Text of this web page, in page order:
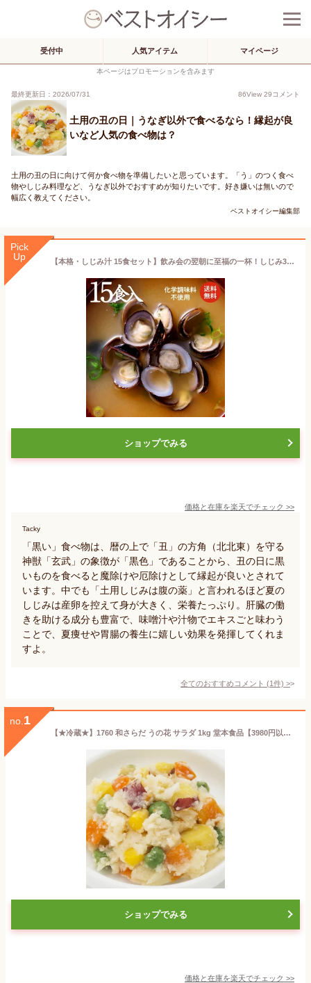
受付中 人気アイテム マイページ
本ページはプロモーションを含みます
最終更新日：2026/07/31 86View 29コメント
土用の丑の日｜うなぎ以外で食べるなら！縁起が良
いなど人気の食べ物は？
土用の丑の日に向けて何か食べ物を準備したいと思っています。「う」のつく食べ
物やしじみ料理など、うなぎ以外でおすすめが知りたいです。好き嫌いは無いので
幅広く教えてください。
ベストオイシー編集部
Pick
Up
【本格・しじみ汁 15食セット】飲み会の翌朝に至福の一杯！しじみ30g♪肝臓を大切に♪シジミの旨味をバランスよく引き立たせる「合わせみそ」の味噌汁(みそ汁)でこころとカラダにやさしさを【送料無料 島根県産 蜆 シジミ 寒しじみ 土用しじみ】
ショップでみる
価格と在庫を楽天でチェック >>
Tacky
「黒い」食べ物は、暦の上で「丑」の方角（北北東）を守る
神獣「玄武」の象徴が「黒色」であることから、丑の日に黒
いものを食べると魔除けや厄除けとして縁起が良いとされて
います。中でも「土用しじみは腹の薬」と言われるほど夏の
しじみは産卵を控えて身が大きく、栄養たっぷり。肝臓の働
きを助ける成分も豊富で、味噌汁や汁物でエキスごと味わう
ことで、夏痩せや胃腸の養生に嬉しい効果を発揮してくれま
すよ。
全てのおすすめコメント (1件) >
no. 1
【★冷蔵★】1760 和さらだ うの花 サラダ 1kg 堂本食品【3980円以上送料無料】
ショップでみる
価格と在庫を楽天でチェック >>